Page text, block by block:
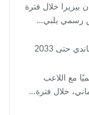
بيزيرا خلال فترة
رسمي يلبي…
حتى 2033
مع اللاعب
خلال فترة…